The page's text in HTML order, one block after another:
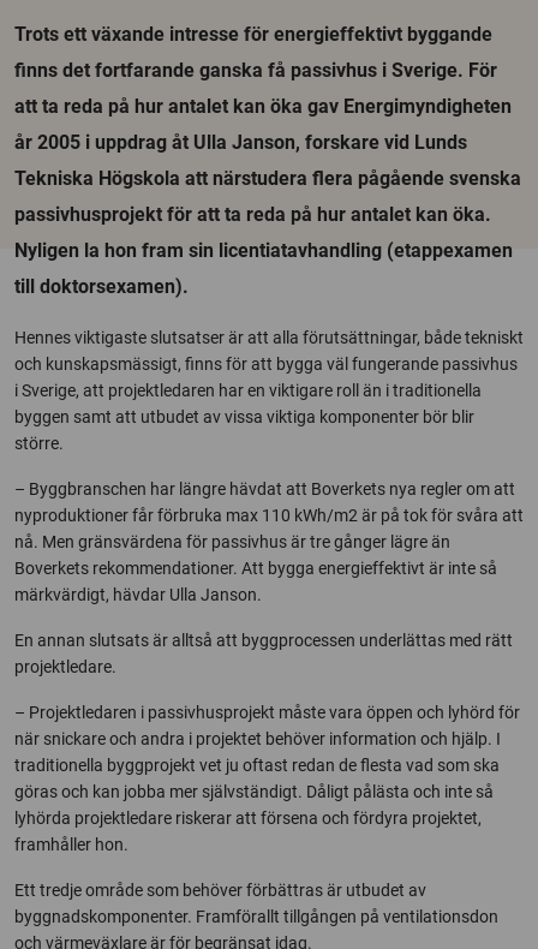
Trots ett växande intresse för energieffektivt byggande
finns det fortfarande ganska få passivhus i Sverige. För
att ta reda på hur antalet kan öka gav Energimyndigheten
år 2005 i uppdrag åt Ulla Janson, forskare vid Lunds
Tekniska Högskola att närstudera flera pågående svenska
passivhusprojekt för att ta reda på hur antalet kan öka.
Nyligen la hon fram sin licentiatavhandling (etappexamen
till doktorsexamen).
Hennes viktigaste slutsatser är att alla förutsättningar, både tekniskt
och kunskapsmässigt, finns för att bygga väl fungerande passivhus
i Sverige, att projektledaren har en viktigare roll än i traditionella
byggen samt att utbudet av vissa viktiga komponenter bör blir
större.
– Byggbranschen har längre hävdat att Boverkets nya regler om att
nyproduktioner får förbruka max 110 kWh/m2 är på tok för svåra att
nå. Men gränsvärdena för passivhus är tre gånger lägre än
Boverkets rekommendationer. Att bygga energieffektivt är inte så
märkvärdigt, hävdar Ulla Janson.
En annan slutsats är alltså att byggprocessen underlättas med rätt
projektledare.
– Projektledaren i passivhusprojekt måste vara öppen och lyhörd för
när snickare och andra i projektet behöver information och hjälp. I
traditionella byggprojekt vet ju oftast redan de flesta vad som ska
göras och kan jobba mer självständigt. Dåligt pålästa och inte så
lyhörda projektledare riskerar att försena och fördyra projektet,
framhåller hon.
Ett tredje område som behöver förbättras är utbudet av
byggnadskomponenter. Framförallt tillgången på ventilationsdon
och värmeväxlare är för begränsat idag.